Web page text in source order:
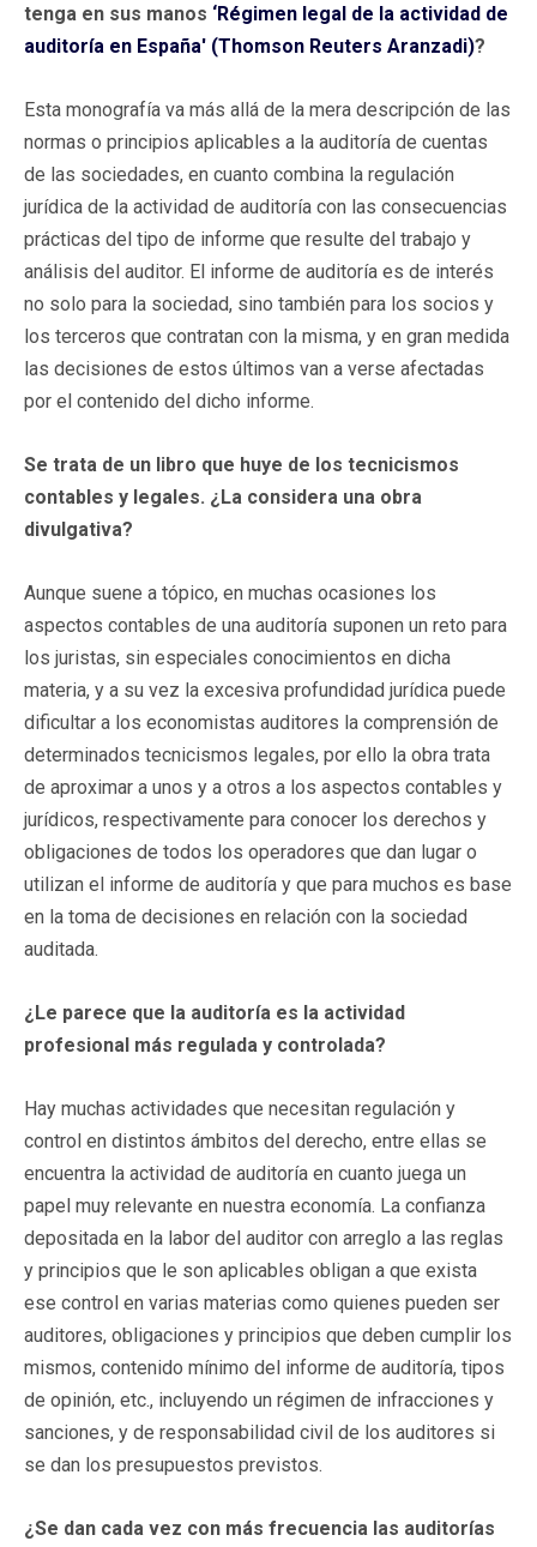
tenga en sus manos ‘Régimen legal de la actividad de
auditoría en España' (Thomson Reuters Aranzadi)?
Esta monografía va más allá de la mera descripción de las
normas o principios aplicables a la auditoría de cuentas
de las sociedades, en cuanto combina la regulación
jurídica de la actividad de auditoría con las consecuencias
prácticas del tipo de informe que resulte del trabajo y
análisis del auditor. El informe de auditoría es de interés
no solo para la sociedad, sino también para los socios y
los terceros que contratan con la misma, y en gran medida
las decisiones de estos últimos van a verse afectadas
por el contenido del dicho informe.
Se trata de un libro que huye de los tecnicismos
contables y legales. ¿La considera una obra
divulgativa?
Aunque suene a tópico, en muchas ocasiones los
aspectos contables de una auditoría suponen un reto para
los juristas, sin especiales conocimientos en dicha
materia, y a su vez la excesiva profundidad jurídica puede
dificultar a los economistas auditores la comprensión de
determinados tecnicismos legales, por ello la obra trata
de aproximar a unos y a otros a los aspectos contables y
jurídicos, respectivamente para conocer los derechos y
obligaciones de todos los operadores que dan lugar o
utilizan el informe de auditoría y que para muchos es base
en la toma de decisiones en relación con la sociedad
auditada.
¿Le parece que la auditoría es la actividad
profesional más regulada y controlada?
Hay muchas actividades que necesitan regulación y
control en distintos ámbitos del derecho, entre ellas se
encuentra la actividad de auditoría en cuanto juega un
papel muy relevante en nuestra economía. La confianza
depositada en la labor del auditor con arreglo a las reglas
y principios que le son aplicables obligan a que exista
ese control en varias materias como quienes pueden ser
auditores, obligaciones y principios que deben cumplir los
mismos, contenido mínimo del informe de auditoría, tipos
de opinión, etc., incluyendo un régimen de infracciones y
sanciones, y de responsabilidad civil de los auditores si
se dan los presupuestos previstos.
¿Se dan cada vez con más frecuencia las auditorías